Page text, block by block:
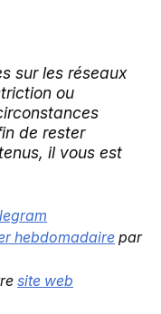
sur les réseaux
ou
de rester
il vous est
hebdomadaire par
site web